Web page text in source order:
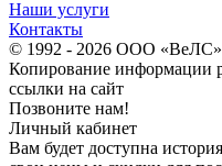
Наши услуги
Контакты
© 1992 - 2026 ООО
Копирование информации
ссылки на сайт
Позвоните нам!
Личный кабинет
Вам будет доступна